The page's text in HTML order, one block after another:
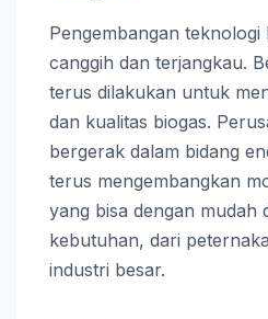
Pengembangan teknologi
canggih dan terjangkau.
terus dilakukan untuk
dan kualitas biogas.
bergerak dalam bidang
terus mengembangkan
yang bisa dengan mudah
kebutuhan, dari
industri besar.